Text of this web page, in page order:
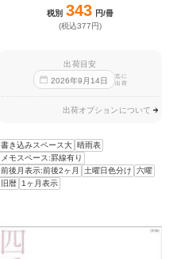
税別 343 円/冊
(税込377円)
出荷目安
2026年9 月 14日
迄に
出荷
出荷オプションについて
書き込みスペース大 晴雨表
メモスペース:罫線有り
前後月表示:前後2ヶ月
土曜日色分け
六曜
旧暦
1ヶ月表示